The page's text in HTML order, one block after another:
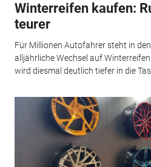
Winterreifen kaufen:
teurer
Für Millionen Autofahrer steht in
alljährliche Wechsel auf
wird diesmal deutlich tiefer in die